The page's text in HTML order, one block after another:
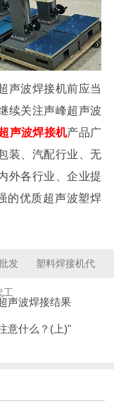
声波焊接机前应当
续关注声峰超声波
声波焊接机产品广
装、汽配行业、无
外各行业、企业提
的优质超声波塑焊
发 塑料焊接机代
工
声波焊接结果
意什么？(上)"